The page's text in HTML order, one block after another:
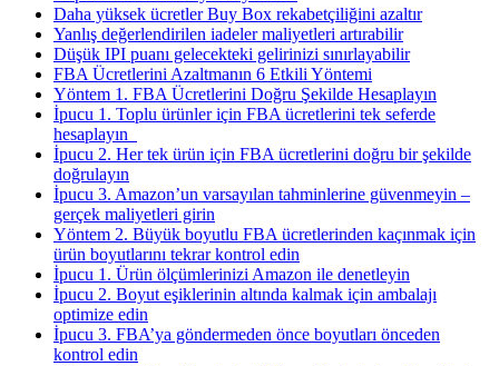
Daha yüksek ücretler Buy Box rekabetçiliğini azaltır
Yanlış değerlendirilen iadeler maliyetleri artırabilir
Düşük IPI puanı gelecekteki gelirinizi sınırlayabilir
FBA Ücretlerini Azaltmanın 6 Etkili Yöntemi
Yöntem 1. FBA Ücretlerini Doğru Şekilde Hesaplayın
İpucu 1. Toplu ürünler için FBA ücretlerini tek seferde
hesaplayın
İpucu 2. Her tek ürün için FBA ücretlerini doğru bir şekilde
doğrulayın
İpucu 3. Amazon’un varsayılan tahminlerine güvenmeyin –
gerçek maliyetleri girin
Yöntem 2. Büyük boyutlu FBA ücretlerinden kaçınmak için
ürün boyutlarını tekrar kontrol edin
İpucu 1. Ürün ölçümlerinizi Amazon ile denetleyin
İpucu 2. Boyut eşiklerinin altında kalmak için ambalajı
optimize edin
İpucu 3. FBA’ya göndermeden önce boyutları önceden
kontrol edin